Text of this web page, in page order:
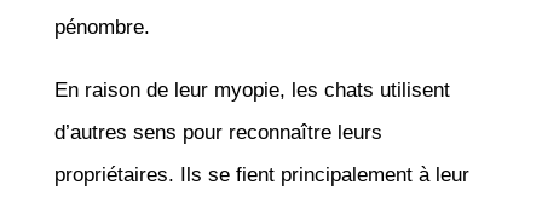
pénombre.
En raison de leur myopie, les chats utilisent
d’autres sens pour reconnaître leurs
propriétaires. Ils se fient principalement à leur